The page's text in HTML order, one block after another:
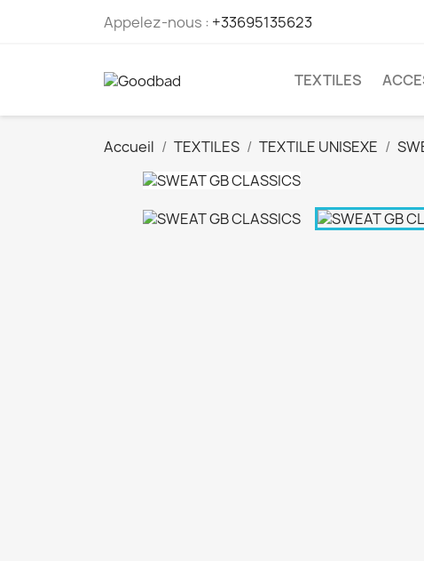
Appelez-nous : +33695135623
TEXTILES
Accueil TEXTILES TEXTILE UNISEXE